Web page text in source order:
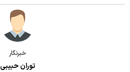
زنان و زایمان
خبرنگار
توران حبیبی